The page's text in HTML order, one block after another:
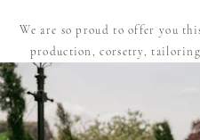
We are so proud to offer you
production, corsetry, tailoring